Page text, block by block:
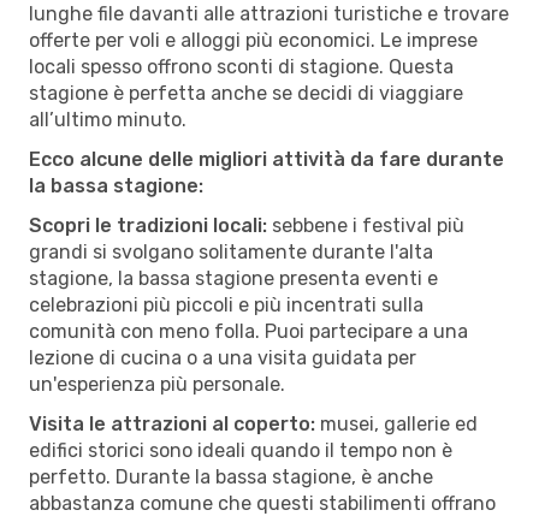
lunghe file davanti alle attrazioni turistiche e trovare
offerte per voli e alloggi più economici. Le imprese
locali spesso offrono sconti di stagione. Questa
stagione è perfetta anche se decidi di viaggiare
all’ultimo minuto.
Ecco alcune delle migliori attività da fare durante
la bassa stagione:
Scopri le tradizioni locali: sebbene i festival più
grandi si svolgano solitamente durante l'alta
stagione, la bassa stagione presenta eventi e
celebrazioni più piccoli e più incentrati sulla
comunità con meno folla. Puoi partecipare a una
lezione di cucina o a una visita guidata per
un'esperienza più personale.
Visita le attrazioni al coperto: musei, gallerie ed
edifici storici sono ideali quando il tempo non è
perfetto. Durante la bassa stagione, è anche
abbastanza comune che questi stabilimenti offrano